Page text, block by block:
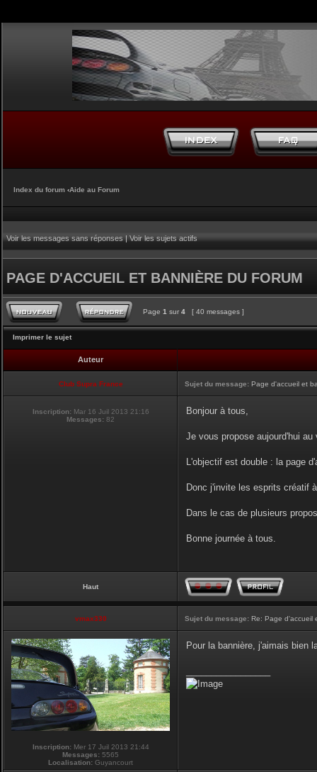
Index du forum ‹Aide au Forum
Voir les messages sans réponses|Voir les sujets actifs
PAGE D'ACCUEIL ET BANNIÈRE DU FORUM
Page 1 sur 4 [ 40 messages ]
Imprimer le sujet
Auteur
Club Supra France Sujet du message: Page d'accueil et
Inscription: Mar 16 Juil 2013 21:16
Messages: 82
Bonjour à tous,
Je vous propose aujourd'hui
L'objectif est double : la page
Donc j'invite les esprits créatif
Dans le cas de plusieurs
Bonne journée à tous.
Haut
vmax330 Sujet du message: Re: Page d'accueil
Inscription:Mer 17 Juil 2013 21:44
Messages: 5565
Localisation: Guyancourt
Pour la bannière, j'aimais bien